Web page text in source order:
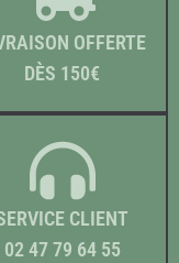
OFFERTE
DÈS 150€
CLIENT
02 47 79 64 55